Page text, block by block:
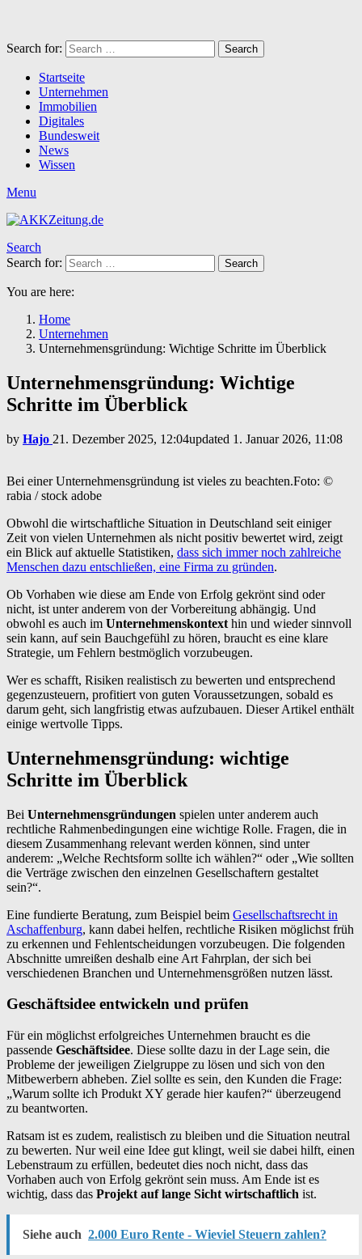
Search for: Search
Startseite
Unternehmen
Immobilien
Digitales
Bundesweit
News
Wissen
Menu
Search
Search for:
Search
You are here:
Home
Unternehmen
Unternehmensgründung: Wichtige Schritte im Überblick
Unternehmensgründung: Wichtige
Schritte im Überblick
by Hajo 21. Dezember 2025, 12:04updated 1. Januar 2026, 11:08
Bei einer Unternehmensgründung ist vieles zu beachten.Foto: ©
rabia / stock adobe
Obwohl die wirtschaftliche Situation in Deutschland seit einiger
Zeit von vielen Unternehmen als nicht positiv bewertet wird, zeigt
ein Blick auf aktuelle Statistiken, dass sich immer noch zahlreiche
Menschen dazu entschließen, eine Firma zu gründen.
Ob Vorhaben wie diese am Ende von Erfolg gekrönt sind oder
nicht, ist unter anderem von der Vorbereitung abhängig. Und
obwohl es auch im Unternehmenskontext hin und wieder sinnvoll
sein kann, auf sein Bauchgefühl zu hören, braucht es eine klare
Strategie, um Fehlern bestmöglich vorzubeugen.
Wer es schafft, Risiken realistisch zu bewerten und entsprechend
gegenzusteuern, profitiert von guten Voraussetzungen, sobald es
darum geht, sich langfristig etwas aufzubauen. Dieser Artikel enthält
einige wertvolle Tipps.
Unternehmensgründung: wichtige
Schritte im Überblick
Bei Unternehmensgründungen spielen unter anderem auch
rechtliche Rahmenbedingungen eine wichtige Rolle. Fragen, die in
diesem Zusammenhang relevant werden können, sind unter
anderem: „Welche Rechtsform sollte ich wählen?“ oder „Wie sollten
die Verträge zwischen den einzelnen Gesellschaftern gestaltet
sein?“.
Eine fundierte Beratung, zum Beispiel beim Gesellschaftsrecht in
Aschaffenburg, kann dabei helfen, rechtliche Risiken möglichst früh
zu erkennen und Fehlentscheidungen vorzubeugen. Die folgenden
Abschnitte umreißen deshalb eine Art Fahrplan, der sich bei
verschiedenen Branchen und Unternehmensgrößen nutzen lässt.
Geschäftsidee entwickeln und prüfen
Für ein möglichst erfolgreiches Unternehmen braucht es die
passende Geschäftsidee. Diese sollte dazu in der Lage sein, die
Probleme der jeweiligen Zielgruppe zu lösen und sich von den
Mitbewerbern abheben. Ziel sollte es sein, den Kunden die Frage:
„Warum sollte ich Produkt XY gerade hier kaufen?“ überzeugend
zu beantworten.
Ratsam ist es zudem, realistisch zu bleiben und die Situation neutral
zu bewerten. Nur weil eine Idee gut klingt, weil sie dabei hilft, einen
Lebenstraum zu erfüllen, bedeutet dies noch nicht, dass das
Vorhaben auch von Erfolg gekrönt sein muss. Am Ende ist es
wichtig, dass das Projekt auf lange Sicht wirtschaftlich ist.
Siehe auch 2.000 Euro Rente - Wieviel Steuern zahlen?